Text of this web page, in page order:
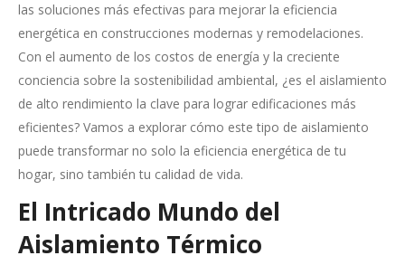
las soluciones más efectivas para mejorar la eficiencia
energética en construcciones modernas y remodelaciones.
Con el aumento de los costos de energía y la creciente
conciencia sobre la sostenibilidad ambiental, ¿es el aislamiento
de alto rendimiento la clave para lograr edificaciones más
eficientes? Vamos a explorar cómo este tipo de aislamiento
puede transformar no solo la eficiencia energética de tu
hogar, sino también tu calidad de vida.
El Intricado Mundo del
Aislamiento Térmico